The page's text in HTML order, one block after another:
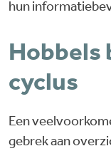
hun
Hobbels
cyclus
Een
gebrek aan